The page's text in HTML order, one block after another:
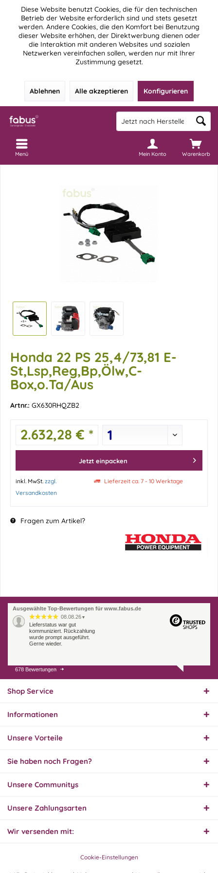
Diese Website benutzt Cookies, die für den technischen
Betrieb der Website erforderlich sind und stets gesetzt
werden. Andere Cookies, die den Komfort bei Benutzung
dieser Website erhöhen, der Direktwerbung dienen oder
die Interaktion mit anderen Websites und sozialen
Netzwerken vereinfachen sollen, werden nur mit Ihrer
Zustimmung gesetzt.
Ablehnen Alle akzeptieren Konfigurieren
Warenkorb
Mein Konto
Menü
Honda 22 PS 25,4/73,81 E-
St,Lsp,Reg,Bp,Ölw,C-
Box,o.Ta/Aus
Artnr.: GX630RHQZB2
2.632,28 € *
Jetzt einpacken
inkl. MwSt. zzgl.
Versandkosten
Lieferzeit ca. 7 - 10 Werktage
Fragen zum Artikel?
Ausgewählte Top-Bewertungen für www.fabus.de
08.08.26 ▼
Lieferstatus war gut
kommuniziert. Rückzahlung
wurde prompt ausgeführt.
Gerne wieder.
07.08.26
Endlich das richtige
Innerhalb 2 Tagen Ware
geliefert. Sehr gut!
31.07.26
Super schnelle Lieferung,
wieder, vielen Dank.
678 Bewertungen
Shop Service
Informationen
Unsere Vorteile
Sie haben noch Fragen?
Unsere Communitys
Unsere Zahlungsarten
Wir versenden mit:
Cookie-Einstellungen